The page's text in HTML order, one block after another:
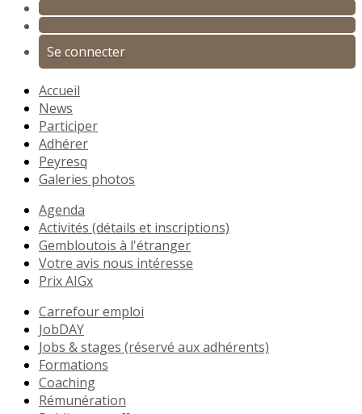
Se connecter
Accueil
News
Participer
Adhérer
Peyresq
Galeries photos
Agenda
Activités (détails et inscriptions)
Gembloutois à l'étranger
Votre avis nous intéresse
Prix AIGx
Carrefour emploi
JobDAY
Jobs & stages (réservé aux adhérents)
Formations
Coaching
Rémunération